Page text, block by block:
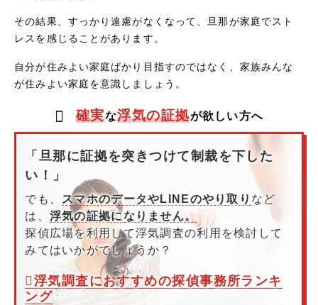
その結果、すっかり遠慮がなくなって、旦那が家庭でスト
レスを感じることがあります。
自分が住みよい家庭ばかり目指すのではなく、家族みんな
が住みよい家庭を意識しましょう。
確実な浮気の証拠が欲しい方へ
「旦那に証拠を突きつけて制裁を下した
い！」
でも、 スマホのデータやLINEのやり取り など
は、 浮気の証拠になりません。
探偵広場を利用して浮気調査の利用を検討して
みてはいかがでしょうか？
浮気調査におすすめの探偵事務所ランキ
ング